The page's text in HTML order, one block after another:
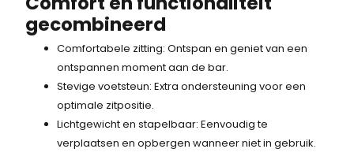
s
w
a
s
:
1
1
-
.
gecombineerd
Comfortabele zitting: Ontspan en geniet van een
ontspannen moment aan de bar.
Stevige voetsteun: Extra ondersteuning voor een
optimale zitpositie.
Lichtgewicht en stapelbaar: Eenvoudig te
verplaatsen en opbergen wanneer niet in gebruik.